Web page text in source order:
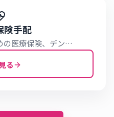
険手配
の医療保険、デン…
る